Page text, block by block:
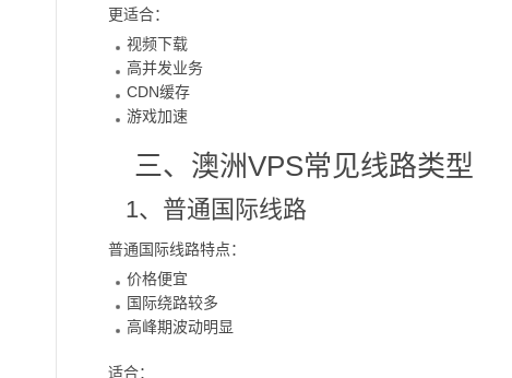
更适合：
视频下载
高并发业务
CDN缓存
游戏加速
三、澳洲VPS常见线路类型
1、普通国际线路
普通国际线路特点：
价格便宜
国际绕路较多
高峰期波动明显
适合：